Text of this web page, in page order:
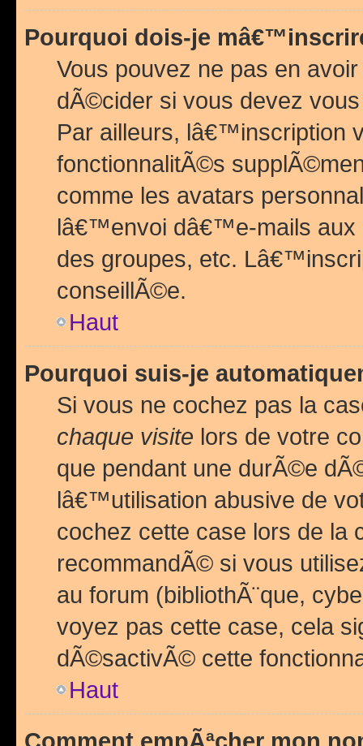
Pourquoi dois-je
Vous pouvez ne pas en
dÃ©cider si vous devez
Par ailleurs, lâ€™inscription
fonctionnalitÃ©s
comme les avatars
lâ€™envoi dâ€™e-mails
des groupes, etc.
conseillÃ©e.
Haut
Pourquoi suis-je
Si vous ne cochez pas la
chaque visite lors de votre
que pendant une durÃ©e
lâ€™utilisation abusive de
cochez cette case lors de
recommandÃ© si vous
au forum (bibliothÃ¨que,
voyez pas cette case, cela
dÃ©sactivÃ© cette
Haut
Comment empÃªcher mon